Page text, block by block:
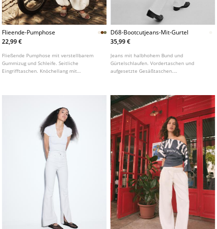
Flieende-Pumphose
22,99 €
Fließende Pumphose mit verstellbarem
Gummizug und Schleife. Seitliche
Eingrifftaschen. Knöchellang mit
D68-Bootcutjeans-Mit-Gurtel
35,99 €
Jeans mit halbhohem Bund und
Gürtelschlaufen. Vordertaschen und
aufgesetzte Gesäßtaschen.
Bein bis zum Knie und leicht ausgestellter
Saum.